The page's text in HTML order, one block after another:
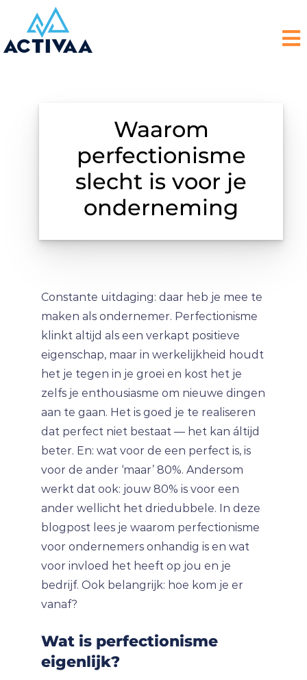
Waarom
perfectionisme
slecht is voor je
onderneming
Constante uitdaging: daar heb je mee te
maken als ondernemer. Perfectionisme
klinkt altijd als een verkapt positieve
eigenschap, maar in werkelijkheid houdt
het je tegen in je groei en kost het je
zelfs je enthousiasme om nieuwe dingen
aan te gaan. Het is goed je te realiseren
dat perfect niet bestaat — het kan áltijd
beter. En: wat voor de een perfect is, is
voor de ander ‘maar’ 80%. Andersom
werkt dat ook: jouw 80% is voor een
ander wellicht het driedubbele. In deze
blogpost lees je waarom perfectionisme
voor ondernemers onhandig is en wat
voor invloed het heeft op jou en je
bedrijf. Ook belangrijk: hoe kom je er
vanaf?
Wat is perfectionisme
eigenlijk?